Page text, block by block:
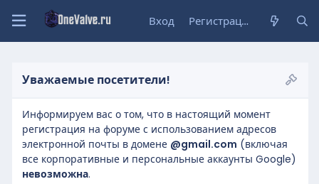
Вход Регистрация
Уважаемые посетители!
Информируем вас о том, что в настоящий момент
регистрация на форуме с использованием адресов
электронной почты в домене @gmail.com (включая
все корпоративные и персональные аккаунты Google)
невозможна.